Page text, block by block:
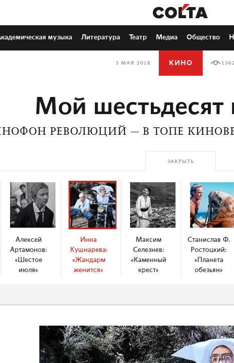
музыка Литература Театр Медиа Общество
3 МАЯ 2018 КИНО 1362
Мой шестьдесят
РЕВОЛЮЦИЙ — В ТОПЕ
ЗАКРЫТЬ
Алексей
Артамонов:
«Шестое
июля»
Инна
Кушнарева:
«Жандарм
женится»
Максим
Селезнев:
«Каменный
крест»
Станислав Ф.
Ростоцкий:
«Планета
обезьян»